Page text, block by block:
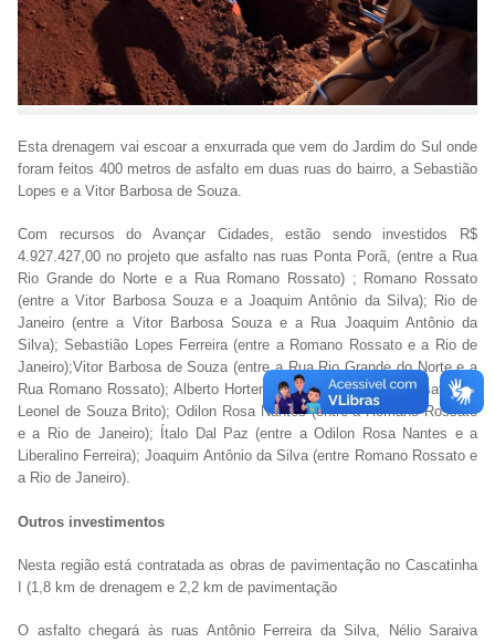
Esta drenagem vai escoar a enxurrada que vem do Jardim do Sul onde
foram feitos 400 metros de asfalto em duas ruas do bairro, a Sebastião
Lopes e a Vitor Barbosa de Souza.
Com recursos do Avançar Cidades, estão sendo investidos R$
4.927.427,00 no projeto que asfalto nas ruas Ponta Porã, (entre a Rua
Rio Grande do Norte e a Rua Romano Rossato) ; Romano Rossato
(entre a Vitor Barbosa Souza e a Joaquim Antônio da Silva); Rio de
Janeiro (entre a Vitor Barbosa Souza e a Rua Joaquim Antônio da
Silva); Sebastião Lopes Ferreira (entre a Romano Rossato e a Rio de
Janeiro);Vitor Barbosa de Souza (entre a Rua Rio Grande do Norte e a
Rua Romano Rossato); Alberto Hortenci (entre a Romano Rossato e a
Leonel de Souza Brito); Odilon Rosa Nantes (entre a Romano Rossato
e a Rio de Janeiro); Ítalo Dal Paz (entre a Odilon Rosa Nantes e a
Liberalino Ferreira); Joaquim Antônio da Silva (entre Romano Rossato e
a Rio de Janeiro).
Outros investimentos
Nesta região está contratada as obras de pavimentação no Cascatinha
I (1,8 km de drenagem e 2,2 km de pavimentação
O asfalto chegará às ruas Antônio Ferreira da Silva, Nélio Saraiva